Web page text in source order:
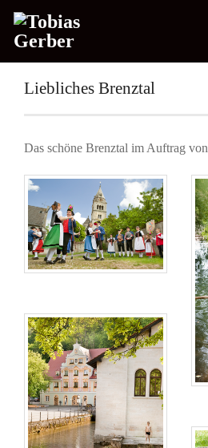
Liebliches Brenztal
Das schöne Brenztal im Auftrag von